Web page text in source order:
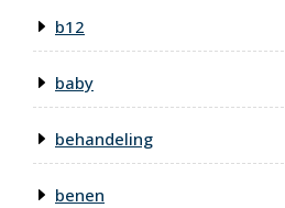
b12
baby
behandeling
benen